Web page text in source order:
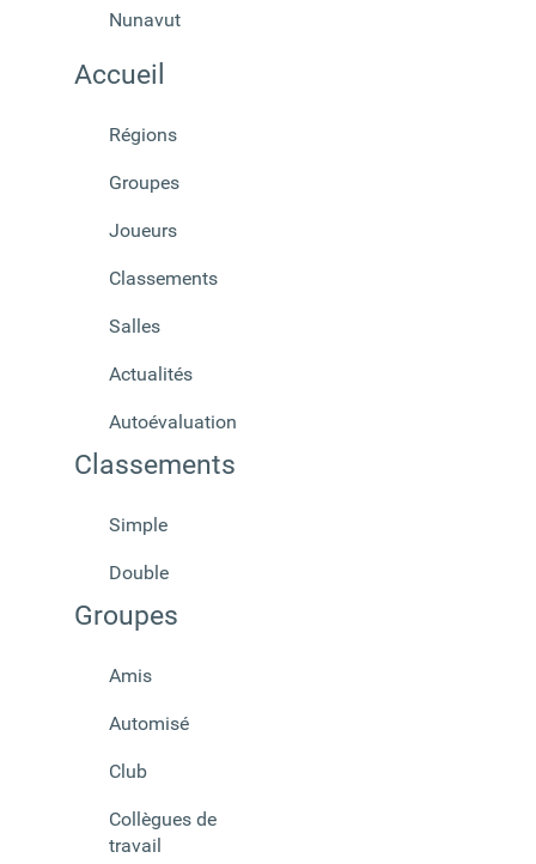
Nunavut
Accueil
Régions
Groupes
Joueurs
Classements
Salles
Actualités
Autoévaluation
Classements
Simple
Double
Groupes
Amis
Automisé
Club
Collègues de
travail